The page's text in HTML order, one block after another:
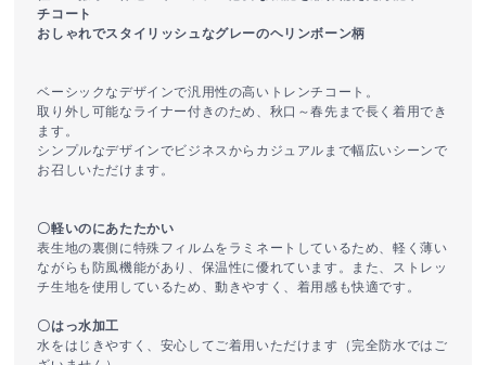
チコート
おしゃれでスタイリッシュなグレーのヘリンボーン柄
ベーシックなデザインで汎用性の高いトレンチコート。
取り外し可能なライナー付きのため、秋口～春先まで長く着用でき
ます。
シンプルなデザインでビジネスからカジュアルまで幅広いシーンで
お召しいただけます。
〇軽いのにあたたかい
表生地の裏側に特殊フィルムをラミネートしているため、軽く薄い
ながらも防風機能があり、保温性に優れています。また、ストレッ
チ生地を使用しているため、動きやすく、着用感も快適です。
〇はっ水加工
水をはじきやすく、安心してご着用いただけます（完全防水ではご